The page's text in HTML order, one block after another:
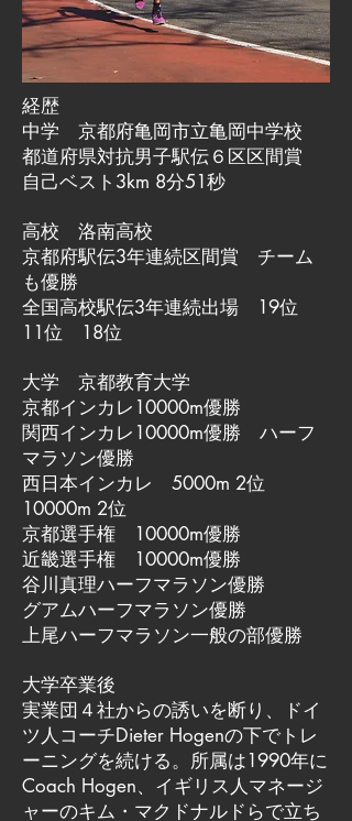
経歴
中学 京都府亀岡市立亀岡中学校
都道府県対抗男子駅伝６区区間賞
自己ベスト3km 8分51秒
高校 洛南高校
京都府駅伝3年連続区間賞 チーム
も優勝
全国高校駅伝3年連続出場 19位
11位 18位
大学 京都教育大学
京都インカレ10000m優勝
関西インカレ10000m優勝 ハーフ
マラソン優勝
西日本インカレ 5000m 2位
10000m 2位
京都選手権 10000m優勝
近畿選手権 10000m優勝
谷川真理ハーフマラソン優勝
グアムハーフマラソン優勝
上尾ハーフマラソン一般の部優勝
大学卒業後
実業団４社からの誘いを断り、ドイ
ツ人コーチDieter Hogenの下でトレ
ーニングを続ける。所属は1990年に
Coach Hogen、イギリス人マネージ
ャーのキム・マクドナルドらで立ち